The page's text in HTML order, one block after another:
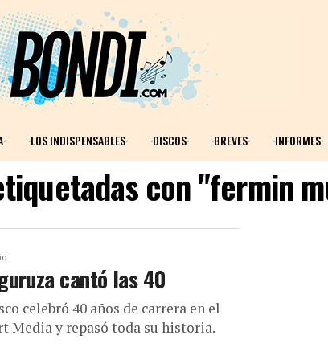
·LOS INDISPENSABLES· ·DISCOS· ·BREVES· ·INFORMES·
con "fermin
cantó las 40
celebró 40 años de carrera en el
Media y repasó toda su historia.